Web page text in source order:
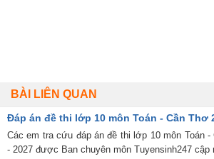
BÀI LIÊN QUAN
Đáp án đề thi lớp 10 môn Toán - Cần Thơ
Các em tra cứu đáp án đề thi lớp 10 môn Toán -
- 2027 được Ban chuyên môn Tuyensinh247